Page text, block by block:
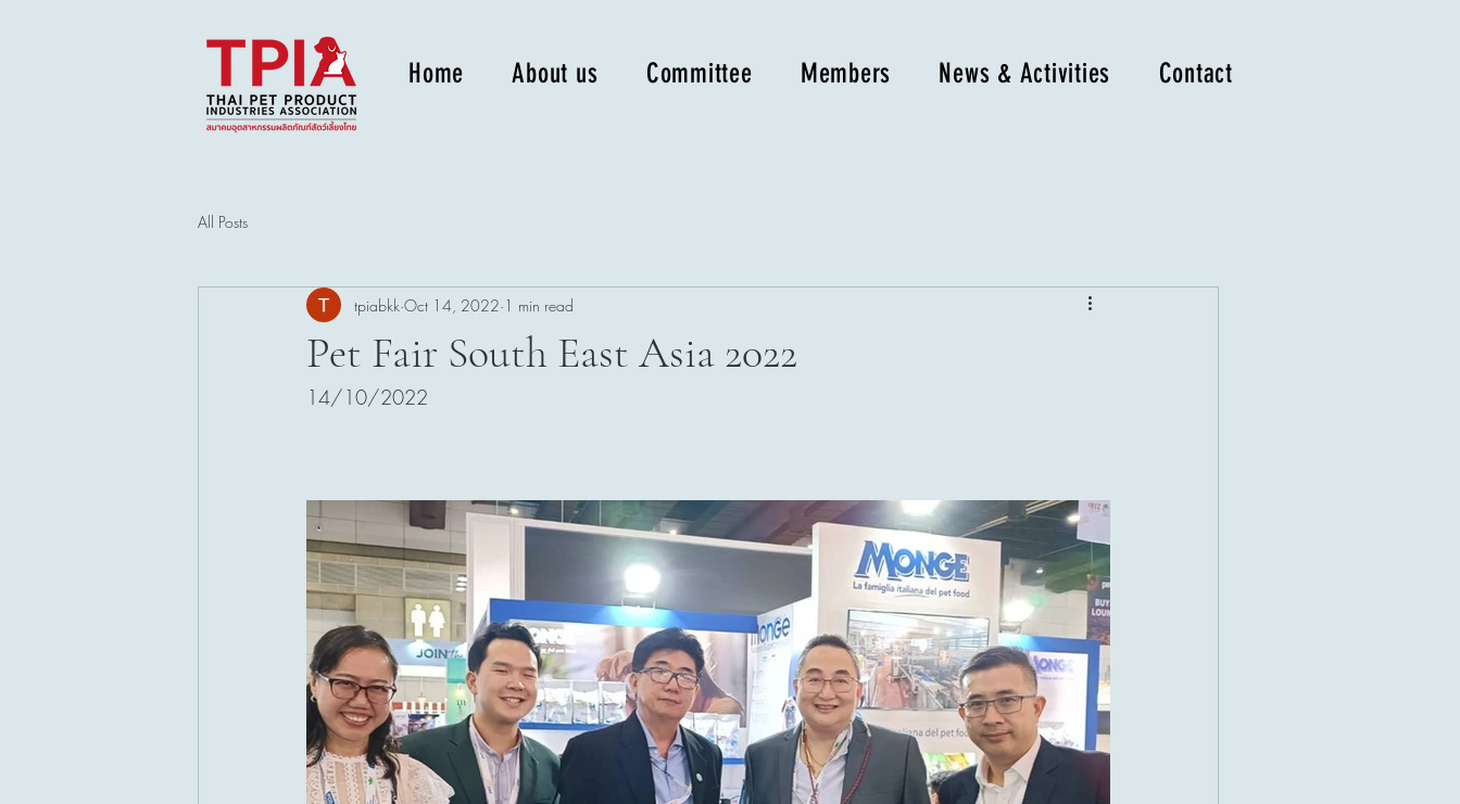
Home About us Committee Members News & Activities Contact
All Posts
Pet Fair South East Asia 2022
tpiabkk Oct 14, 2022 1 min read
14/10/2022